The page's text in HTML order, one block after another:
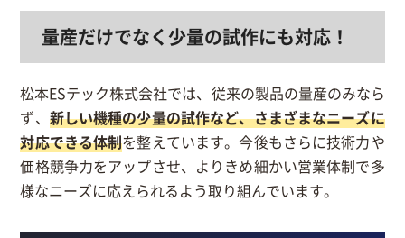
量産だけでなく少量の試作にも対応！
松本ESテック株式会社では、従来の製品の量産のみなら
ず、 新しい機種の少量の試作など、さまざまなニーズに
対応できる体制を整えています。今後もさらに技術力や
価格競争力をアップさせ、よりきめ細かい営業体制で多
様なニーズに応えられるよう取り組んでいます。